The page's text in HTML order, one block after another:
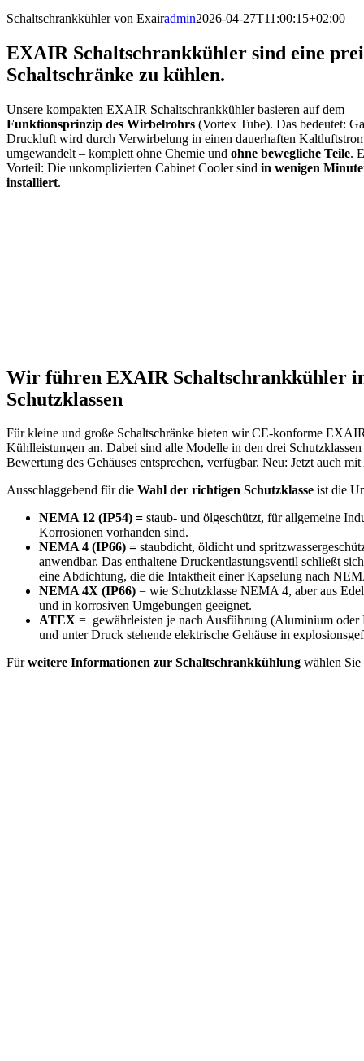
Schaltschrankkühler von Exairadmin2026-04-27T11:00:15+02:00
EXAIR Schaltschrankkühler sind eine
Schaltschränke zu kühlen.
Unsere kompakten EXAIR Schaltschrankkühler basieren auf dem
Funktionsprinzip des Wirbelrohrs (Vortex Tube). Das bedeutet:
Druckluft wird durch Verwirbelung in einen dauerhaften
umgewandelt – komplett ohne Chemie und ohne bewegliche Teile.
Vorteil: Die unkomplizierten Cabinet Cooler sind in wenigen
installiert.
Wir führen EXAIR Schaltschrankkühler
Schutzklassen
Für kleine und große Schaltschränke bieten wir CE-konforme
Kühlleistungen an. Dabei sind alle Modelle in den drei
Bewertung des Gehäuses entsprechen, verfügbar. Neu: Jetzt auch
Ausschlaggebend für die Wahl der richtigen Schutzklasse ist die
NEMA 12 (IP54) = staub- und ölgeschützt, für allgemeine
Korrosionen vorhanden sind.
NEMA 4 (IP66) = staubdicht, öldicht und
anwendbar. Das enthaltene Druckentlastungsventil schließt
eine Abdichtung, die die Intaktheit einer Kapselung nach
NEMA 4X (IP66) = wie Schutzklasse NEMA 4, aber aus
und in korrosiven Umgebungen geeignet.
ATEX = gewährleisten je nach Ausführung (Aluminium
und unter Druck stehende elektrische Gehäuse in
Fürweitere Informationen zur Schaltschrankkühlung wählen Sie